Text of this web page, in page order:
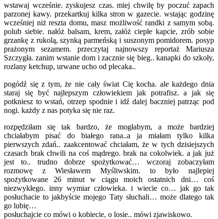
wstawaj wcześnie. zyskujesz czas. miej chwilę by poczuć zapach
parzonej kawy. przekartkuj kilka stron w gazecie. wstając godzinę
wcześniej niż reszta domu, masz możliwość randki z samym sobą.
polub siebie. nałóż balsam, krem, załóż ciepłe kapcie, zrób sobie
grzankę z rukolą, szynką parmeńską i suszonym pomidorem. posyp
prażonym sezamem. przeczytaj najnowszy reportaż Mariusza
Szczygła. zanim wstanie dom i zacznie się bieg.. kanapki do szkoły,
rozlany ketchup, urwane ucho od plecaka..
pogódź się z tym, że nie cały świat Cię kocha. ale każdego dnia
staraj się być najlepszym człowiekiem jak potrafisz. a jak się
potkniesz to wstań, otrzep spodnie i idź dalej baczniej patrząc pod
nogi. każdy z nas potyka się nie raz.
rozpędziłam się tak bardzo, że mogłabym, a może bardziej
chciałabym pisać do białego rana..a ja miałam tylko kilka
pierwszych zdań.. zaakcentować chciałam, że w tych dzisiejszych
czasach brak chwili na coś mądrego. brak na cokolwiek. a jak już
jest to.. trudno dobrze spożytkować… wczoraj zobaczyłam
rozmowę z Wiesławem Myśliwskim. to było najlepiej
spożytkowane 26 minut w ciągu moich ostatnich dni… coś
niezwykłego. inny wymiar człowieka. i wiecie co… jak go tak
posłuchacie to jakbyście mojego Taty słuchali… może dlatego tak
go lubię…
posłuchajcie co mówi o kobiecie, o losie.. mówi zjawiskowo.